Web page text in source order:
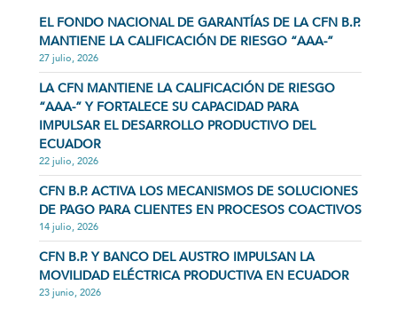
EL FONDO NACIONAL DE GARANTÍAS DE LA CFN B.P.
MANTIENE LA CALIFICACIÓN DE RIESGO “AAA-”
27 julio, 2026
LA CFN MANTIENE LA CALIFICACIÓN DE RIESGO
“AAA-” Y FORTALECE SU CAPACIDAD PARA
IMPULSAR EL DESARROLLO PRODUCTIVO DEL
ECUADOR
22 julio, 2026
CFN B.P. ACTIVA LOS MECANISMOS DE SOLUCIONES
DE PAGO PARA CLIENTES EN PROCESOS COACTIVOS
14 julio, 2026
CFN B.P. Y BANCO DEL AUSTRO IMPULSAN LA
MOVILIDAD ELÉCTRICA PRODUCTIVA EN ECUADOR
23 junio, 2026